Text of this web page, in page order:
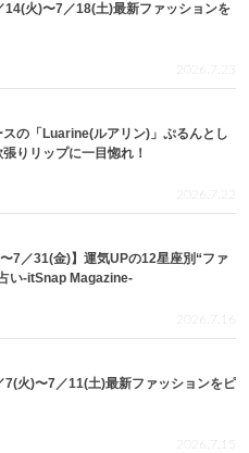
14(火)〜7／18(土)最新ファッションを
2026.7.23
の「Luarine(ルアリン)」ぷるんとし
りリップに一目惚れ！
2026.7.22
7／31(金)】運気UPの12星座別“ファ
い-itSnap Magazine-
2026.7.16
7(火)〜7／11(土)最新ファッションをピ
2026.7.15